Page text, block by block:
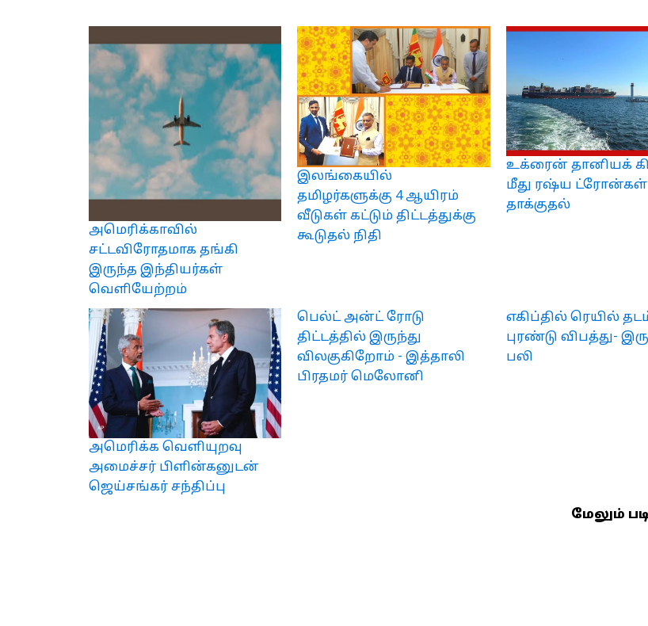
அமெரிக்காவில்
சட்டவிரோதமாக தங்கி
இருந்த இந்தியர்கள்
வெளியேற்றம்
இலங்கையில்
தமிழர்களுக்கு 4 ஆயிரம்
வீடுகள் கட்டும் திட்டத்துக்கு
கூடுதல் நிதி
உக்ரைன் தானியக்
மீது ரஷ்ய ட்ரோன்கள்
தாக்குதல்
அமெரிக்க வெளியுறவு
அமைச்சர் பிளின்கனுடன்
ஜெய்சங்கர் சந்திப்பு
பெல்ட் அன்ட் ரோடு
திட்டத்தில் இருந்து
விலகுகிறோம் - இத்தாலி
பிரதமர் மெலோனி
எகிப்தில் ரெயில்
புரண்டு விபத்து-
பலி
மேலும்